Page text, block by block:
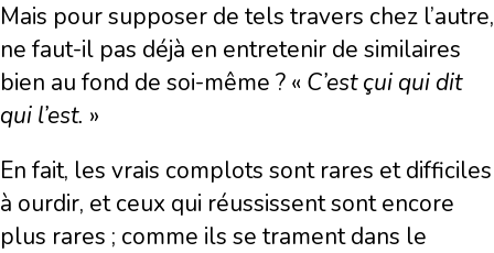
Mais pour supposer de tels travers chez l’autre,
ne faut-il pas déjà en entretenir de similaires
bien au fond de soi-même ? « C’est çui qui dit
qui l’est. »
En fait, les vrais complots sont rares et difficiles
à ourdir, et ceux qui réussissent sont encore
plus rares ; comme ils se trament dans le